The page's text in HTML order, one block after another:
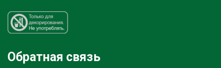
Обратная связь